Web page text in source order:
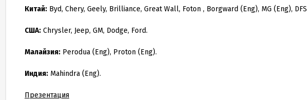
Китай: Byd, Chery, Geely, Brilliance, Great Wall, Foton , Borgward (Eng), MG (Eng),
США: Chrysler, Jeep, GM, Dodge, Ford.
Малайзия: Perodua (Eng), Proton (Eng).
Индия: Mahindra (Eng).
Презентация